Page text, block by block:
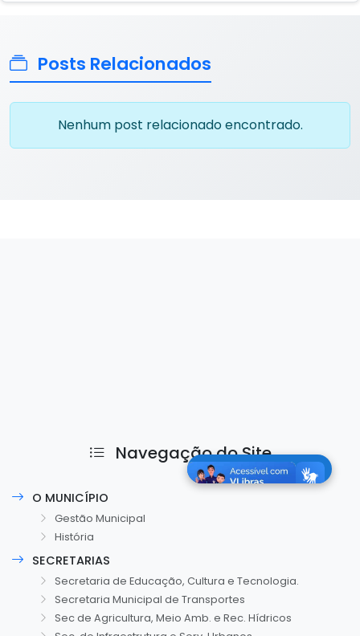
Posts Relacionados
Nenhum post relacionado encontrado.
Navegação do Site
O MUNICÍPIO
Gestão Municipal
História
SECRETARIAS
Secretaria de Educação, Cultura e Tecnologia.
Secretaria Municipal de Transportes
Sec de Agricultura, Meio Amb. e Rec. Hídricos